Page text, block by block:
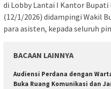
di Lobby Lantai I Kantor Bupati
(12/1/2026) didampingi Wakil
para asisten, kepada seluruh
BACAAN LAINNYA
Audiensi Perdana dengan
Buka Ruang Komunikasi dan